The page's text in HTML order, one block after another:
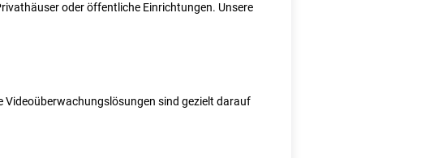
oder öffentliche Einrichtungen. Unsere
Videoüberwachungslösungen sind gezielt darauf